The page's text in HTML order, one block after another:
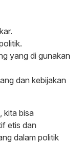
yang di gunakan
dan kebijakan
kita bisa
etis dan
dalam politik